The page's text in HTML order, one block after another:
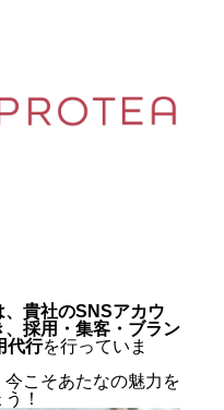
貴社のSNSアカウ
採用・集客・ブラン
代行を行っていま
今こそあたなの魅力を
！